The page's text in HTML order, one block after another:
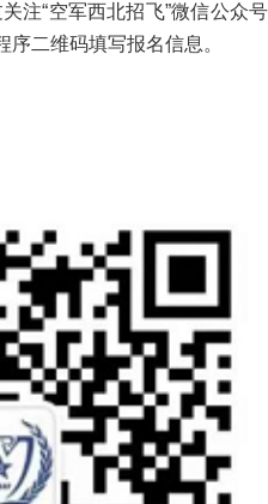
注“空军西北招飞”微信公众号
二维码填写报名信息。